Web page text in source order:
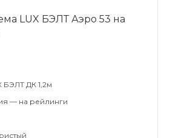
LUX БЭЛТ Аэро 53 на
БЭЛТ ДК 1,2м
— на рейлинги